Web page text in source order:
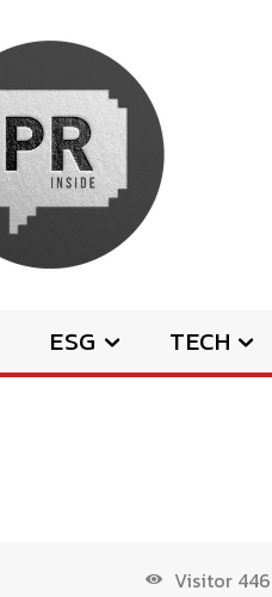
ESG TECH
Visitor 446